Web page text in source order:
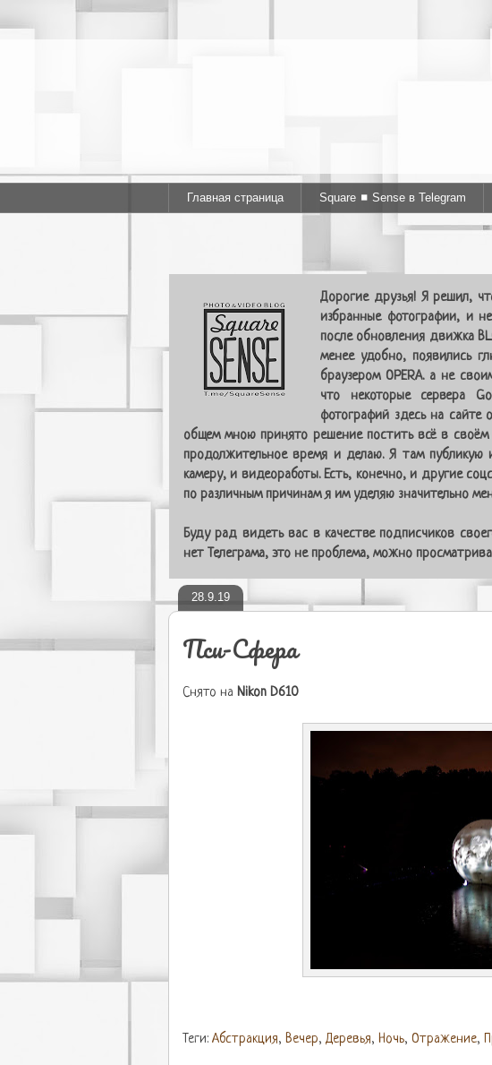
Главная страница Square ◼ Sense в Telegram
Дорогие друзья! Я решил,
избранные фотографии, и
после обновления движка
менее удобно, появились
браузером OPERA. а не
что некоторые сервера
фотографий здесь на сайте
общем мною принято решение постить всё в своём
продолжительное время и делаю. Я там
камеру, и видеоработы. Есть, конечно, и другие
по различным причинам я им уделяю значительно
Буду рад видеть вас в качестве подписчиков
нет Телеграма, это не проблема, можно
28.9.19
Пси-Сфера
Снято на Nikon D610
Теги: Абстракция, Вечер, Деревья, Ночь, Отражение,